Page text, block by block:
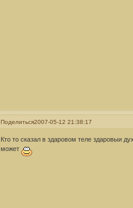
Поделиться2007-05-12 21:38:17
Кто то сказал в здаровом теле здаровыи
может